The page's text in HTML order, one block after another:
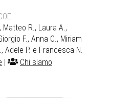
R., Laura A.,
F., Anna C., Miriam
Adele P. e Francesca N.
Chi siamo